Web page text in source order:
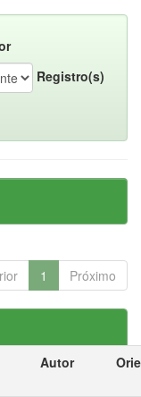
Registro(s)
1 Próximo
Autor